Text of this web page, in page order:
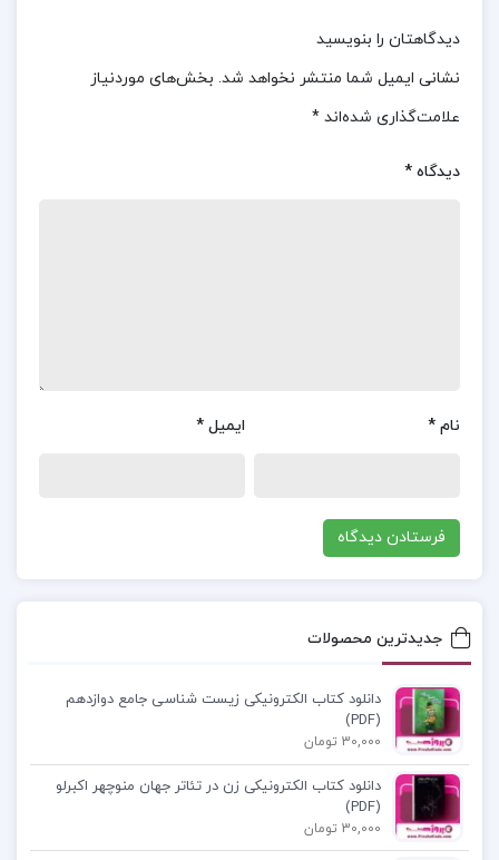
موضوع کتاب فارسی عمومی حسن ذولفقاری
کتاب به بررسی و تحلیل متون ادبیات فارسی می‌پردازد
و به دانشجویان کمک می‌کند تا درک عمیق‌تری از آثار
مختلفی از جمله شعر، نثر و مقالات است که هر کدام
کتاب برای دانشجویان و علاقه‌مندان به ادبیات فارسی
استفاده از شیوه‌های تحلیلی و انتقادی، آثار ادبی
می‌کند تا درک عمیق‌تری از فرهنگ و ادبیات غنی
فارسی پیدا کند. هر فصل از این کتاب شامل تمرینات و
فهم آن‌ها کمک می‌کند.
دانلود کتاب فاجعه بزرگ ژان پل سارتر
دانلود پی دی اف کتاب فاجعه بزرگ ژان پل سارتر
دیدگاهتان را بنویسید
نشانی ایمیل شما منتشر نخواهد شد. بخش‌های موردنیاز
علامت‌گذاری شده‌اند *
دیدگاه *
نام * ایمیل *
جدیدترین محصولات
دانلود کتاب الکترونیکی زیست شناسی جامع دوازدهم
(PDF)
30,000 تومان
دانلود کتاب الکترونیکی زن در تئاتر جهان منوچهر اکبرلو
(PDF)
30,000 تومان